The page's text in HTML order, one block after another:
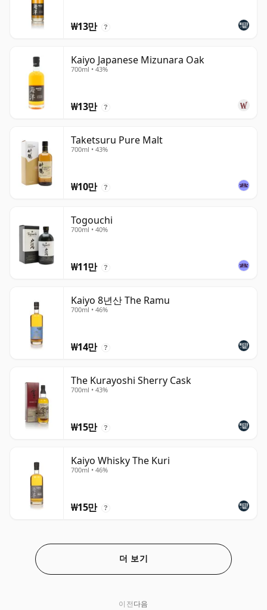
₩13만 ?
Kaiyo Japanese Mizunara Oak
700ml • 43%
₩13만 ?
Taketsuru Pure Malt
700ml • 43%
₩10만 ?
Togouchi
700ml • 40%
₩11만 ?
Kaiyo 8년산 The Ramu
700ml • 46%
₩14만 ?
The Kurayoshi Sherry Cask
700ml • 43%
₩15만 ?
Kaiyo Whisky The Kuri
700ml • 46%
₩15만 ?
더 보기
이전다음